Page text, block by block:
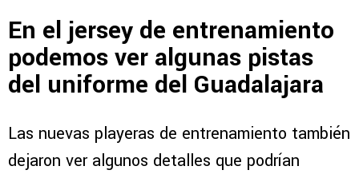
En el jersey de entrenamiento
podemos ver algunas pistas
del uniforme del Guadalajara
Las nuevas playeras de entrenamiento también
dejaron ver algunos detalles que podrían